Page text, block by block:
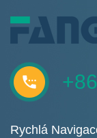
Rychlá